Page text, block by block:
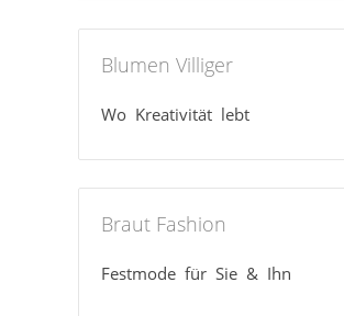
Blumen Villiger
Wo Kreativität lebt
Braut Fashion
Festmode für Sie & Ihn